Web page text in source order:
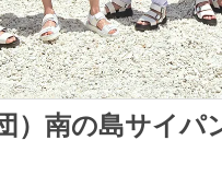
）南の島サイパ